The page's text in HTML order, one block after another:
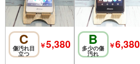
C
傷汚れ目
立つ
￥5,380 B
多少の傷
汚れ
￥6,380